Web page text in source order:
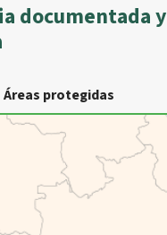
documentada y
Áreas protegidas